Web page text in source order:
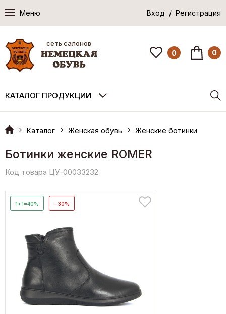
Меню Вход / Регистрация
сеть салонов
0 0
КАТАЛОГ ПРОДУКЦИИ
Каталог Женская обувь Женские ботинки
Ботинки женские ROMER
Код товара ЦУ-00033232
1+1=40% - 30%